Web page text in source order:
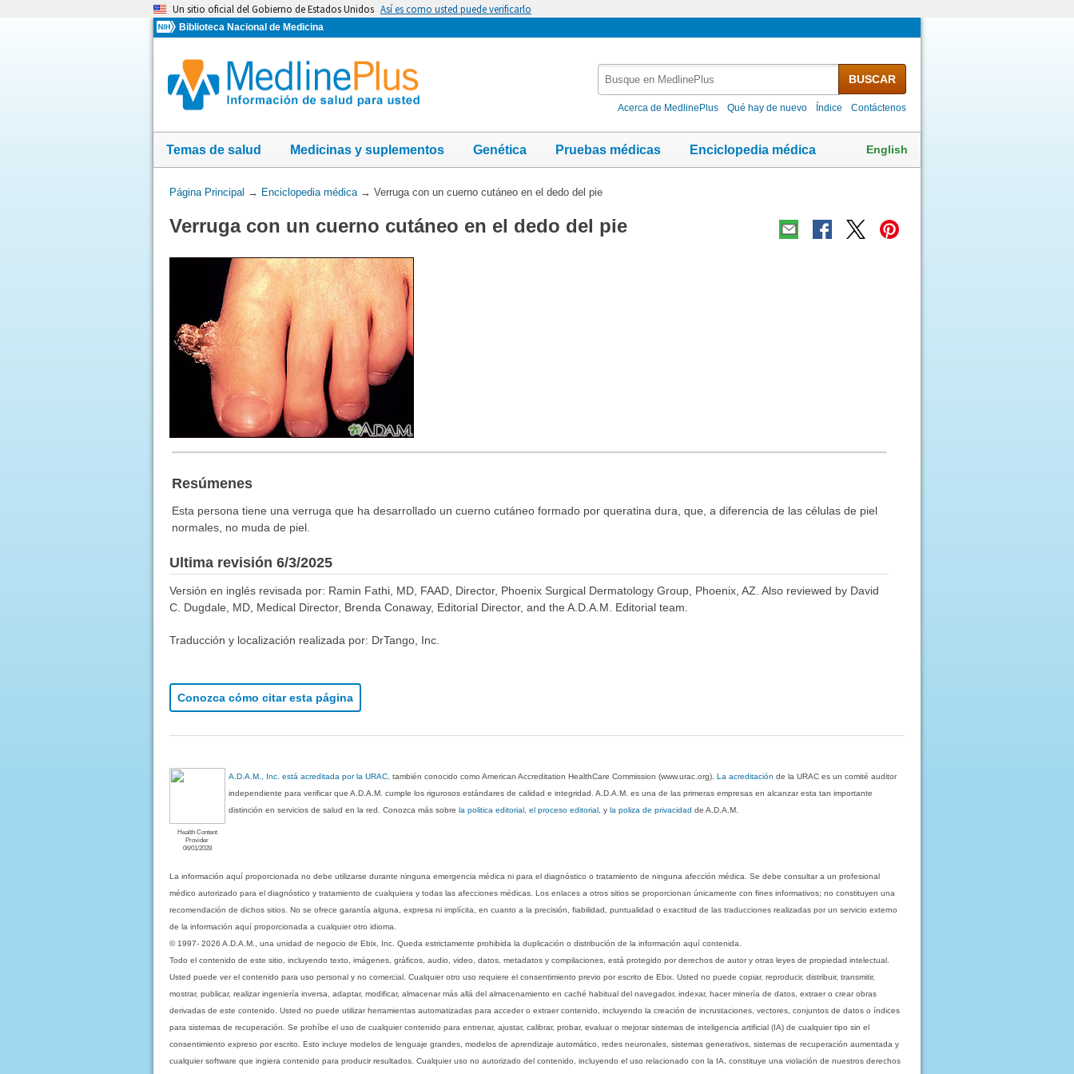
Un sitio oficial del Gobierno de Estados Unidos Así es como usted puede verificarlo
Biblioteca Nacional de Medicina
MedlinePlus
BUSCAR
Acerca de MedlinePlus Qué hay de nuevo Índice Contáctenos
Temas de salud Medicinas y suplementos Genética Pruebas médicas Enciclopedia médica English
Usted
aquí:
Página Principal → Enciclopedia médica→ Verruga con un cuerno cutáneo en el dedo del pie
Verruga con un cuerno cutáneo en el dedo del pie
Resúmenes
Esta persona tiene una verruga que ha desarrollado un cuerno cutáneo formado por queratina dura, que, a diferencia de las células de piel
normales, no muda de piel.
Ultima revisión 6/3/2025
Versión en inglés revisada por: Ramin Fathi, MD, FAAD, Director, Phoenix Surgical Dermatology Group, Phoenix, AZ. Also reviewed by David
C. Dugdale, MD, Medical Director, Brenda Conaway, Editorial Director, and the A.D.A.M. Editorial team.
Traducción y localización realizada por: DrTango, Inc.
Conozca cómo citar esta página
Health Content
Provider
06/01/2028
A.D.A.M., Inc. está acreditada por la URAC , también conocido como American Accreditation HealthCare Commission (www.urac.org).La acreditación de la URAC es un comité auditor
independiente para verificar que A.D.A.M. cumple los rigurosos estándares de calidad e integridad. A.D.A.M. es una de las primeras empresas en alcanzar esta tan importante
distinción en servicios de salud en la red. Conozca más sobrela politica editorial, el proceso editorial , yla poliza de privacidad de A.D.A.M.
La información aquí proporcionada no debe utilizarse durante ninguna emergencia médica ni para el diagnóstico o tratamiento de ninguna afección médica. Se debe consultar a un profesional
médico autorizado para el diagnóstico y tratamiento de cualquiera y todas las afecciones médicas. Los enlaces a otros sitios se proporcionan únicamente con fines informativos; no constituyen una
recomendación de dichos sitios. No se ofrece garantía alguna, expresa ni implícita, en cuanto a la precisión, fiabilidad, puntualidad o exactitud de las traducciones realizadas por un servicio externo
de la información aquí proporcionada a cualquier otro idioma.
© 1997- 2026 A.D.A.M., una unidad de negocio de Ebix, Inc. Queda estrictamente prohibida la duplicación o distribución de la información aquí contenida.
Todo el contenido de este sitio, incluyendo texto, imágenes, gráficos, audio, video, datos, metadatos y compilaciones, está protegido por derechos de autor y otras leyes de propiedad intelectual.
Usted puede ver el contenido para uso personal y no comercial. Cualquier otro uso requiere el consentimiento previo por escrito de Ebix. Usted no puede copiar, reproducir, distribuir, transmitir,
mostrar, publicar, realizar ingeniería inversa, adaptar, modificar, almacenar más allá del almacenamiento en caché habitual del navegador, indexar, hacer minería de datos, extraer o crear obras
derivadas de este contenido. Usted no puede utilizar herramientas automatizadas para acceder o extraer contenido, incluyendo la creación de incrustaciones, vectores, conjuntos de datos o índices
para sistemas de recuperación. Se prohíbe el uso de cualquier contenido para entrenar, ajustar, calibrar, probar, evaluar o mejorar sistemas de inteligencia artificial (IA) de cualquier tipo sin el
consentimiento expreso por escrito. Esto incluye modelos de lenguaje grandes, modelos de aprendizaje automático, redes neuronales, sistemas generativos, sistemas de recuperación aumentada y
cualquier software que ingiera contenido para producir resultados. Cualquier uso no autorizado del contenido, incluyendo el uso relacionado con la IA, constituye una violación de nuestros derechos